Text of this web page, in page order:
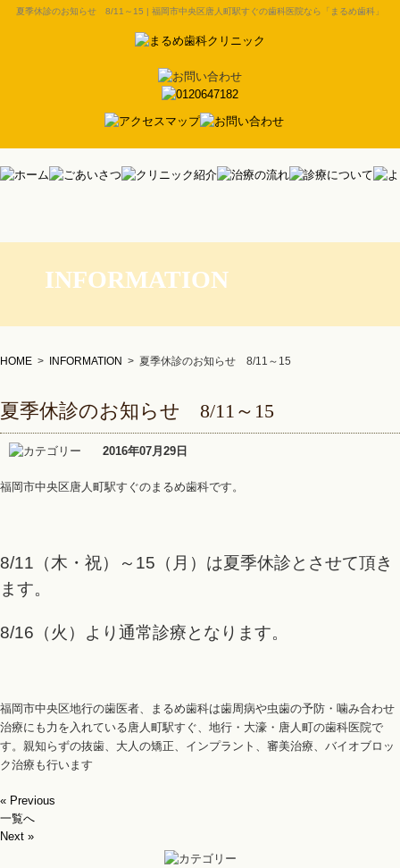
夏季休診のお知らせ 8/11～15 | 福岡市中央区唐人町駅すぐの歯科医院なら「まるめ歯科」
INFORMATION
HOME > INFORMATION > 夏季休診のお知らせ 8/11～15
夏季休診のお知らせ 8/11～15
2016年07月29日
福岡市中央区唐人町駅すぐのまるめ歯科です。
8/11（木・祝）～15（月）は夏季休診とさせて頂き
ます。
8/16（火）より通常診療となります。
福岡市中央区地行の歯医者、まるめ歯科は歯周病や虫歯の予防・噛み合わせ
治療にも力を入れている唐人町駅すぐ、地行・大濠・唐人町の歯科医院で
す。親知らずの抜歯、大人の矯正、インプラント、審美治療、バイオブロッ
ク治療も行います
« Previous
一覧へ
Next »